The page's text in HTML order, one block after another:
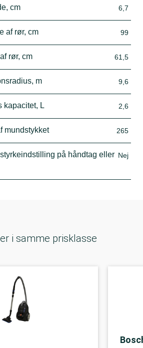
cm 6,7
af rør, cm 99
rør, cm 61,5
m 9,6
kapacitet, L 2,6
mundstykket 265
på håndtag eller Nej
i samme prisklasse